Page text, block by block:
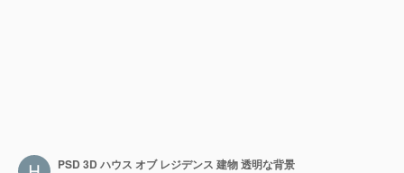
PSD 3D ハウス オブ レジデンス 建物 透明な背景